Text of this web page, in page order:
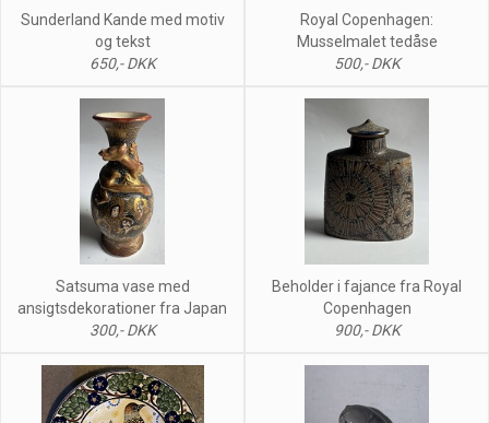
Sunderland Kande med motiv
og tekst
650,- DKK
Royal Copenhagen:
Musselmalet tedåse
500,- DKK
Satsuma vase med
ansigtsdekorationer fra Japan
300,- DKK
Beholder i fajance fra Royal
Copenhagen
900,- DKK